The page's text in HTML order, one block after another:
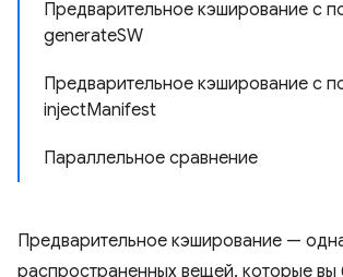
Предварительное кэширование с
generateSW
Предварительное кэширование с
injectManifest
Параллельное сравнение
Предварительное кэширование —
распространенных вещей, которые вы